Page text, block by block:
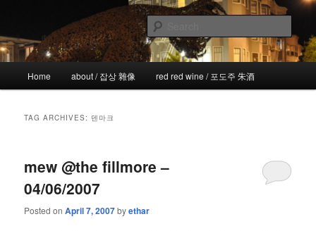
primary
content
secondary
content!wicked
the more I see the less I know
Home about / 잡상 雜像 red red wine / 포도주 朱酒
TAG ARCHIVES: 덴마크
mew @the fillmore –
04/06/2007
Posted onApril 7, 2007byethar